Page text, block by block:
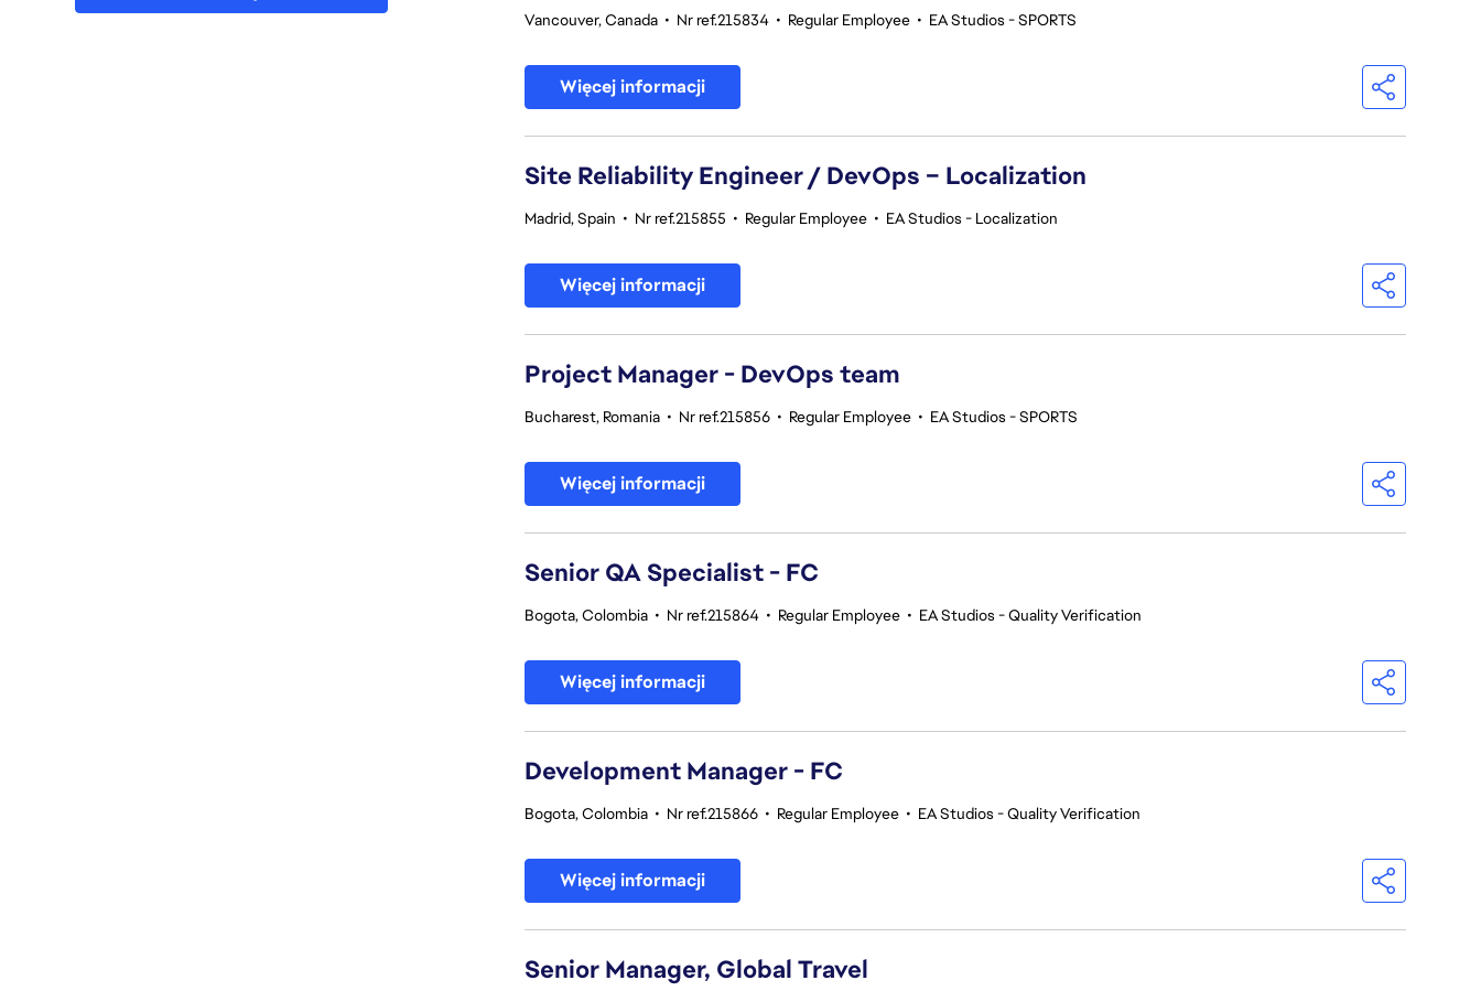
Vancouver, Canada • Nr ref.215834 • Regular Employee • EA Studios - SPORTS
Więcej informacji
Site Reliability Engineer / DevOps – Localization
Madrid, Spain • Nr ref.215855 • Regular Employee • EA Studios - Localization
Więcej informacji
Project Manager - DevOps team
Bucharest, Romania • Nr ref.215856 • Regular Employee • EA Studios - SPORTS
Więcej informacji
Senior QA Specialist - FC
Bogota, Colombia • Nr ref.215864 • Regular Employee • EA Studios - Quality Verification
Więcej informacji
Development Manager - FC
Bogota, Colombia • Nr ref.215866 • Regular Employee • EA Studios - Quality Verification
Więcej informacji
Senior Manager, Global Travel